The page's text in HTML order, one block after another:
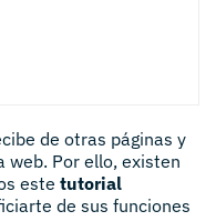
de otras páginas y
web. Por ello, existen
este tutorial
de sus funciones